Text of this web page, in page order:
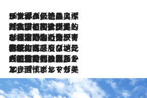
2026.8.8
リスボンの絶品スイーツ「パステル・デ・ナタ」とは？ポルトガル伝統の奥深い世界へ
2026.7.27
「私の祖国はポルトガル語です」国民的詩人フェルナンド・ペソアと、彼が愛した文学の街を歩く
2026.7.26
ポルトガル近海が育む極上の海の幸。キリリと冷えた白ワインと愉しむ、シーフード専門店の贅沢
2026.7.22
伝統の味をモダンに昇華。高感度な地元客が集う、リスボンの最旬ガストロノミー
2026.7.21
大航海時代の栄華から、震災、独裁、そして革命へ。ポルトガル・首都リスボンの石畳に刻まれた「歴史の光と影」
2026.7.13
エッセイ・ヤマザキマリ「慎ましくも美しき国 ポルトガル」